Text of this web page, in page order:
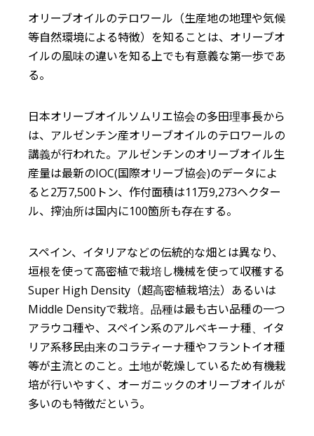
オリーブオイルのテロワール（生産地の地理や気候
等自然環境による特徴）を知ることは、オリーブオ
イルの風味の違いを知る上でも有意義な第一歩であ
る。
日本オリーブオイルソムリエ協会の多田理事長から
は、アルゼンチン産オリーブオイルのテロワールの
講義が行われた。アルゼンチンのオリーブオイル生
産量は最新のIOC(国際オリーブ協会)のデータによ
ると2万7,500トン、作付面積は11万9,273ヘクター
ル、搾油所は国内に100箇所も存在する。
スペイン、イタリアなどの伝統的な畑とは異なり、
垣根を使って高密植で栽培し機械を使って収穫する
Super High Density（超高密植栽培法）あるいは
Middle Densityで栽培。品種は最も古い品種の一つ
アラウコ種や、スペイン系のアルベキーナ種、イタ
リア系移民由来のコラティーナ種やフラントイオ種
等が主流とのこと。土地が乾燥しているため有機栽
培が行いやすく、オーガニックのオリーブオイルが
多いのも特徴だという。